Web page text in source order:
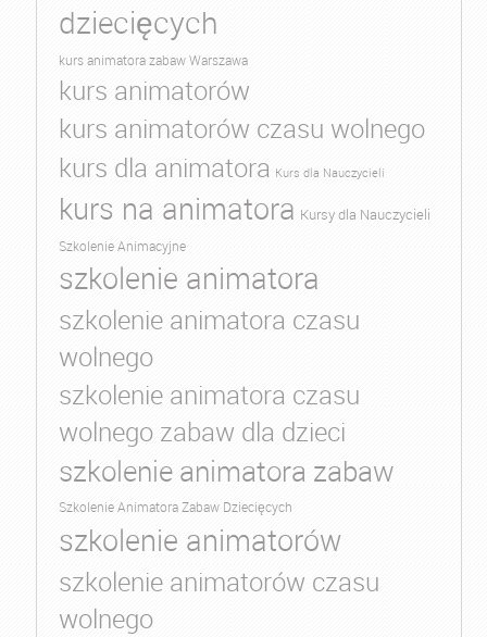
dziecięcych
kurs animatora zabaw Warszawa
kurs animatorów
kurs animatorów czasu wolnego
kurs dla animatora Kurs dla Nauczycieli
kurs na animatora Kursy dla Nauczycieli
Szkolenie Animacyjne
szkolenie animatora
szkolenie animatora czasu
wolnego
szkolenie animatora czasu
wolnego zabaw dla dzieci
szkolenie animatora zabaw
Szkolenie Animatora Zabaw Dziecięcych
szkolenie animatorów
szkolenie animatorów czasu
wolnego